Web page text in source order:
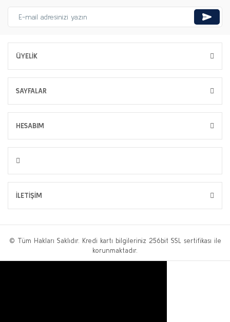
ÜYELİK
SAYFALAR
HESABIM
İLETİŞİM
© Tüm Hakları Saklıdır. Kredi kartı bilgileriniz 256bit SSL sertifikası ile
korunmaktadır.